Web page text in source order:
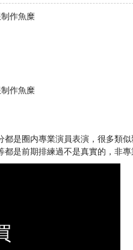
作魚糜
作魚糜
都是圈内專業演員表演，很多類
是前期排練過不是真實的，非專